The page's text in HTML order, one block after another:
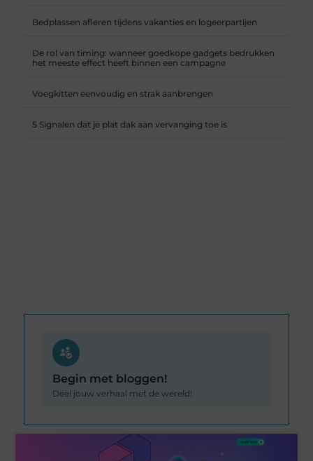
Bedplassen afleren tijdens vakanties en logeerpartijen
De rol van timing: wanneer goedkope gadgets bedrukken
het meeste effect heeft binnen een campagne
Voegkitten eenvoudig en strak aanbrengen
5 Signalen dat je plat dak aan vervanging toe is
Begin met bloggen!
Deel jouw verhaal met de wereld!